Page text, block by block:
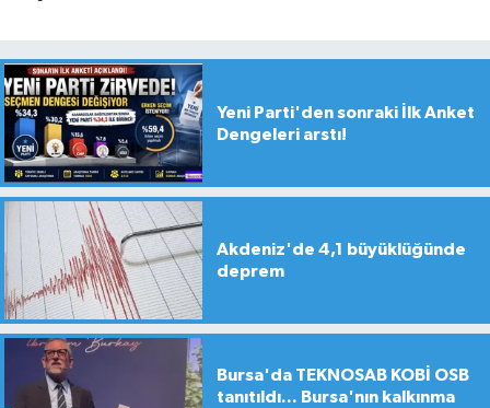
Yeni Parti'den sonraki İlk Anket
Dengeleri arstı!
Akdeniz'de 4,1 büyüklüğünde
deprem
Bursa'da TEKNOSAB KOBİ OSB
tanıtıldı... Bursa'nın kalkınma